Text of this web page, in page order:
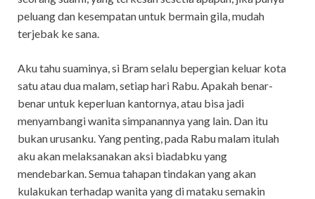
peluang dan kesempatan untuk bermain gila, mudah
terjebak ke sana.
Aku tahu suaminya, si Bram selalu bepergian keluar kota
satu atau dua malam, setiap hari Rabu. Apakah benar-
benar untuk keperluan kantornya, atau bisa jadi
menyambangi wanita simpanannya yang lain. Dan itu
bukan urusanku. Yang penting, pada Rabu malam itulah
aku akan melaksanakan aksi biadabku yang
mendebarkan. Semua tahapan tindakan yang akan
kulakukan terhadap wanita yang di mataku semakin